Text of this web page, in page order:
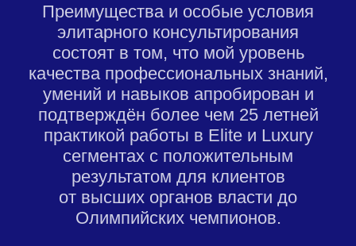
Преимущества и особые условия
элитарного консультирования
состоят в том, что мой уровень
качества профессиональных знаний,
умений и навыков апробирован и
подтверждён более чем 25 летней
практикой работы в Elite и Luxury
сегментах с положительным
результатом для клиентов
от высших органов власти до
Олимпийских чемпионов.